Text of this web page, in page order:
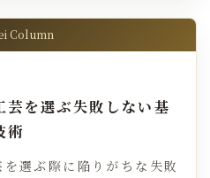
Column
芸を選ぶ失敗しない基
術
選ぶ際に陥りがちな失敗